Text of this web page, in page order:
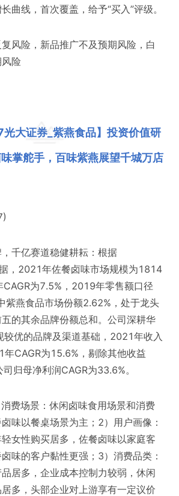
曲线，首次覆盖，给予“买入”评级。
风险，新品推广不及预期风险，白
险
大证券_紫燕食品】投资价值研
掌舵手，百味紫燕展望千城万店
千亿赛道稳健耕耘：根据
，2021年佐餐卤味市场规模为1814
为7.5%，2019年零售额口径
紫燕食品市场份额2.62%，处于龙头
的其余品牌份额总和。公司深耕华
较优的品牌及渠道基础，2021年收入
CAGR为15.6%，剔除其他收益
归母净利润CAGR为33.6%。
费场景：休闲卤味食用场景和消费
味以餐桌场景为主；2）用户画像：
女性购买居多，佐餐卤味以家庭客
味的客户黏性更强；3）消费品类：
居多，企业成本控制力较弱，休闲
多，头部企业对上游享有一定议价